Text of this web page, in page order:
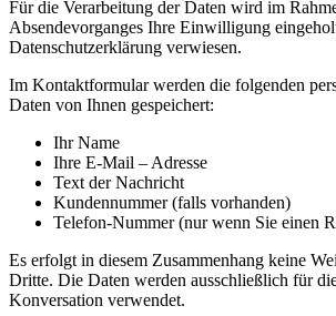
Für die Verarbeitung der Daten wird im
Absendevorganges Ihre Einwilligung
Datenschutzerklärung verwiesen.
Im Kontaktformular werden die folgenden
Daten von Ihnen gespeichert:
Ihr Name
Ihre E-Mail – Adresse
Text der Nachricht
Kundennummer (falls vorhanden)
Telefon-Nummer (nur wenn Sie einen
Es erfolgt in diesem Zusammenhang keine
Dritte. Die Daten werden ausschließlich für
Konversation verwendet.